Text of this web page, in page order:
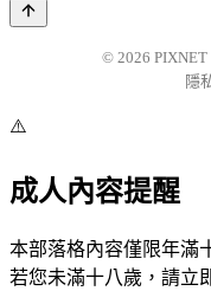
© 2026 PIXNET
隱
⚠️
成人內容提醒
本部落格內容僅限年滿
若您未滿十八歲，請立